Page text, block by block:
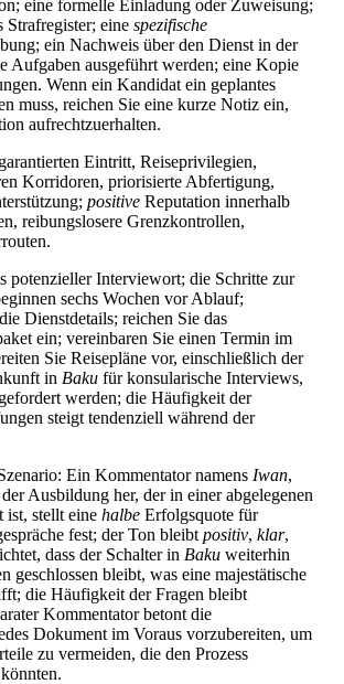
eine formelle Einladung oder Zuweisung;
Strafregister; eine spezifische
ein Nachweis über den Dienst in der
Aufgaben ausgeführt werden; eine Kopie
Wenn ein Kandidat ein geplantes
muss, reichen Sie eine kurze Notiz ein,
aufrechtzuerhalten.
Eintritt, Reiseprivilegien,
Korridoren, priorisierte Abfertigung,
positive Reputation innerhalb
reibungslosere Grenzkontrollen,
potenzieller Interviewort; die Schritte zur
sechs Wochen vor Ablauf;
Dienstdetails; reichen Sie das
ein; vereinbaren Sie einen Termin im
Sie Reisepläne vor, einschließlich der
in Baku für konsularische Interviews,
werden; die Häufigkeit der
steigt tendenziell während der
Ein Kommentator namens Iwan,
Ausbildung her, der in einer abgelegenen
ist, stellt eine halbe Erfolgsquote für
fest; der Ton bleibt positiv, klar,
dass der Schalter in Baku weiterhin
geschlossen bleibt, was eine majestätische
die Häufigkeit der Fragen bleibt
Kommentator betont die
Dokument im Voraus vorzubereiten, um
zu vermeiden, die den Prozess